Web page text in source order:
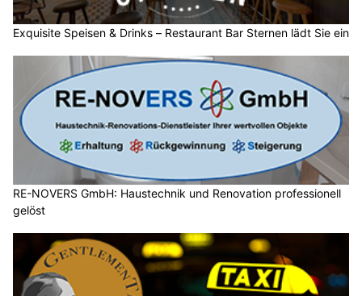
Exquisite Speisen & Drinks – Restaurant Bar Sternen lädt Sie ein
RE-NOVERS GmbH: Haustechnik und Renovation professionell
gelöst